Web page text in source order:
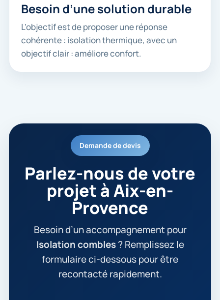
Besoin d’une solution durable
L’objectif est de proposer une réponse
cohérente : isolation thermique, avec un
objectif clair : améliore confort.
Demande de devis
Parlez-nous de votre
projet à Aix-en-
Provence
Besoin d’un accompagnement pour
Isolation combles? Remplissez le
formulaire ci-dessous pour être
recontacté rapidement.